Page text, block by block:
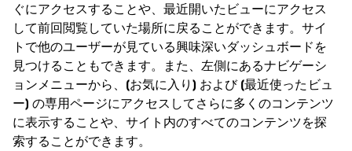
ぐにアクセスすることや、最近開いたビューにアクセス
して前回閲覧していた場所に戻ることができます。サイ
トで他のユーザーが見ている興味深いダッシュボードを
見つけることもできます。また、左側にあるナビゲーシ
ョンメニューから、[お気に入り] および [最近使ったビュ
ー] の専用ページにアクセスしてさらに多くのコンテンツ
に表示することや、サイト内のすべてのコンテンツを探
索することができます。